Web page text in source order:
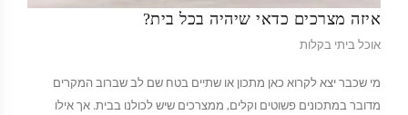
איזה מצרכים כדאי שיהיה בכל בית?
אוכל ביתי בקלות
מי שכבר יצא לקרוא כאן מתכון או שתיים בטח שם לב שברוב המקרים
מדובר במתכונים פשוטים וקלים, ממצרכים שיש לכולנו בבית. אך אילו